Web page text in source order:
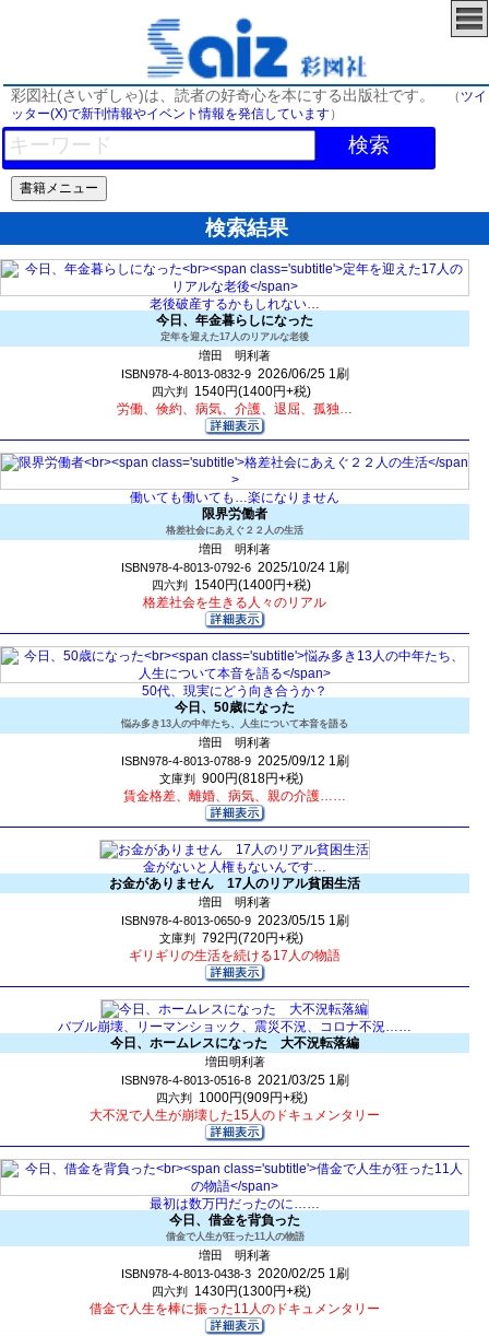
彩図社(さいずしゃ)は、読者の好奇心を本にする出版社です。 （ ツイ
ッター(X)で新刊情報やイベント情報を発信しています）
検索
検索結果
老後破産するかもしれない…
今日、年金暮らしになった
定年を迎えた17人のリアルな老後
増田 明利著
ISBN978-4-8013-0832-9 2026/06/25 1刷
四六判
1540円(1400円+税)
労働、倹約、病気、介護、退屈、孤独…
働いても働いても…楽になりません
限界労働者
格差社会にあえぐ２２人の生活
増田 明利著
ISBN978-4-8013-0792-6 2025/10/24 1刷
四六判
1540円(1400円+税)
格差社会を生きる人々のリアル
50代、現実にどう向き合うか？
今日、50歳になった
悩み多き13人の中年たち、人生について本音を語る
増田 明利著
ISBN978-4-8013-0788-9 2025/09/12 1刷
文庫判
900円(818円+税)
賃金格差、離婚、病気、親の介護……
金がないと人権もないんです…
お金がありません 17人のリアル貧困生活
増田 明利著
ISBN978-4-8013-0650-9 2023/05/15 1刷
文庫判
792円(720円+税)
ギリギリの生活を続ける17人の物語
バブル崩壊、リーマンショック、震災不況、コロナ不況……
今日、ホームレスになった 大不況転落編
増田明利著
ISBN978-4-8013-0516-8 2021/03/25 1刷
四六判
1000円(909円+税)
大不況で人生が崩壊した15人のドキュメンタリー
最初は数万円だったのに……
今日、借金を背負った
借金で人生が狂った11人の物語
増田 明利著
ISBN978-4-8013-0438-3 2020/02/25 1刷
四六判
1430円(1300円+税)
借金で人生を棒に振った11人のドキュメンタリー